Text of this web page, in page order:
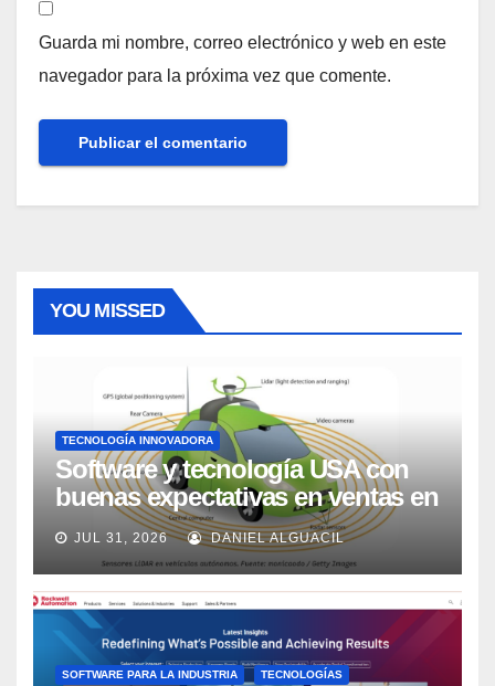
Guarda mi nombre, correo electrónico y web en este
navegador para la próxima vez que comente.
YOU MISSED
TECNOLOGÍA INNOVADORA
Software y tecnología USA con
buenas expectativas en ventas en
los próximos 2 años, según
Market Watch
JUL 31, 2026 DANIEL ALGUACIL
SOFTWARE PARA LA INDUSTRIA TECNOLOGÍAS